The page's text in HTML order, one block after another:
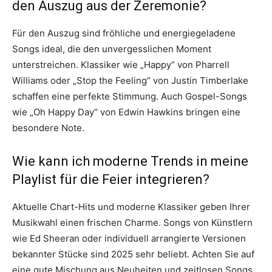
den Auszug aus der Zeremonie?
Für den Auszug sind fröhliche und energiegeladene
Songs ideal, die den unvergesslichen Moment
unterstreichen. Klassiker wie „Happy“ von Pharrell
Williams oder „Stop the Feeling“ von Justin Timberlake
schaffen eine perfekte Stimmung. Auch Gospel-Songs
wie „Oh Happy Day“ von Edwin Hawkins bringen eine
besondere Note.
Wie kann ich moderne Trends in meine
Playlist für die Feier integrieren?
Aktuelle Chart-Hits und moderne Klassiker geben Ihrer
Musikwahl einen frischen Charme. Songs von Künstlern
wie Ed Sheeran oder individuell arrangierte Versionen
bekannter Stücke sind 2025 sehr beliebt. Achten Sie auf